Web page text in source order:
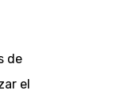
de
el